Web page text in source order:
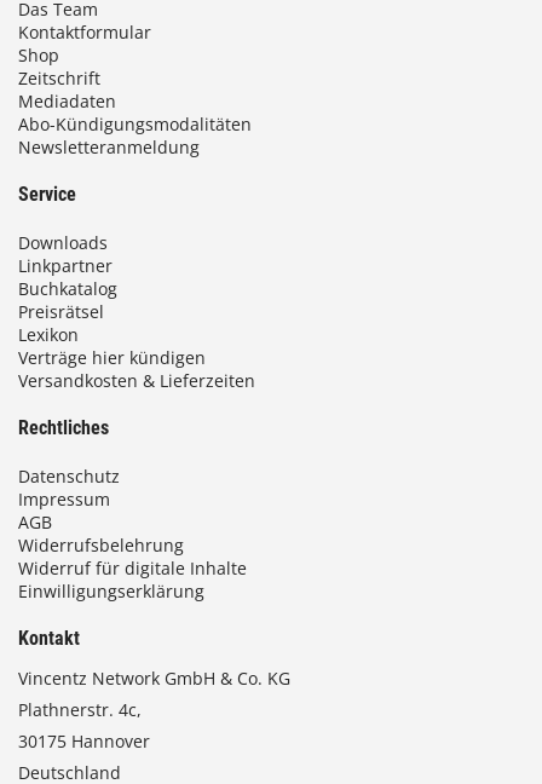
Das Team
Kontaktformular
Shop
Zeitschrift
Mediadaten
Abo-Kündigungsmodalitäten
Newsletteranmeldung
Service
Downloads
Linkpartner
Buchkatalog
Preisrätsel
Lexikon
Verträge hier kündigen
Versandkosten & Lieferzeiten
Rechtliches
Datenschutz
Impressum
AGB
Widerrufsbelehrung
Widerruf für digitale Inhalte
Einwilligungserklärung
Kontakt
Vincentz Network GmbH & Co. KG
Plathnerstr. 4c,
30175 Hannover
Deutschland